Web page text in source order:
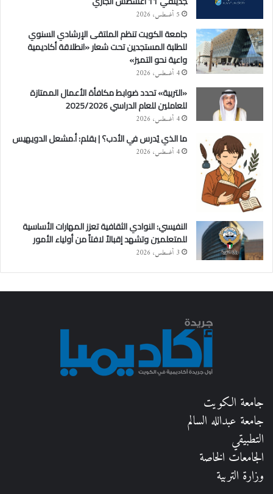
5 أغسطس، 2026
جامعة الكويت تنظم الملتقى الإرشادي السنوي
للطلبة المستجدين تحت شعار «انطلاقة أكاديمية
واعية نحو التميز»
4 أغسطس، 2026
«التربية» تحدد ضوابط مكافأة الأعمال الممتازة
للعاملين للعام الدراسي 2025/2026
4 أغسطس، 2026
ما الذي يُدرس في الأدب؟ | بقلم: أ.مشعل الدويهيس
4 أغسطس، 2026
النفيسي: النوادي الثقافية تعزز المهارات الأساسية
للمتعلمين وتشهد إقبالاً لافتاً من أولياء الأمور
3 أغسطس، 2026
جامعة الكويت
جامعة عبدالله السالم
التطبيقي
الجامعات الخاصة
وزارة التربية